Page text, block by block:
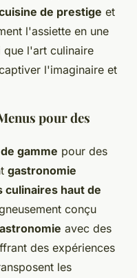
de prestige et
l'assiette en une
l'art culinaire
l'imaginaire et
pour des
gamme pour des
gastronomie
culinaires haut de
conçu
avec des
des expériences
les